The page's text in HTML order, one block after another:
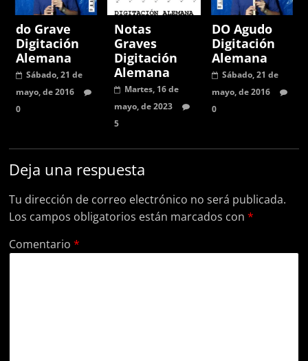
do Grave
Digitación
Alemana
Sábado, 21 de
mayo, de 2016
0
Notas
Graves
Digitación
Alemana
Martes, 16 de
mayo, de 2023
5
DO Agudo
Digitación
Alemana
Sábado, 21 de
mayo, de 2016
0
Deja una respuesta
Tu dirección de correo electrónico no será publicada.
Los campos obligatorios están marcados con*
Comentario*